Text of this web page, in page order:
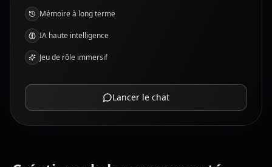
Mémoire à long terme
IA haute intelligence
Jeu de rôle immersif
Lancer le chat